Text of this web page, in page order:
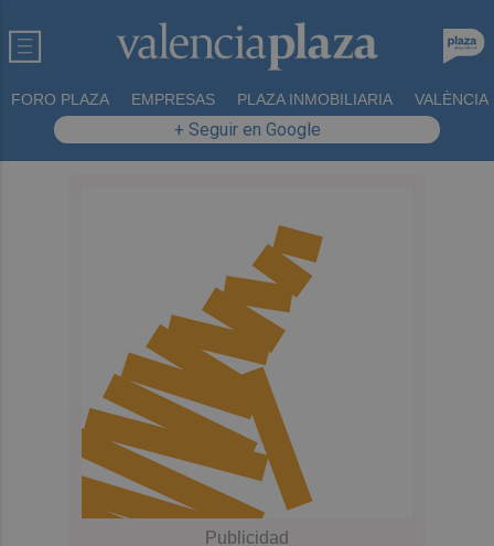
FORO PLAZA EMPRESAS PLAZA INMOBILIARIA VALÈNCIA
+ Seguir en Google